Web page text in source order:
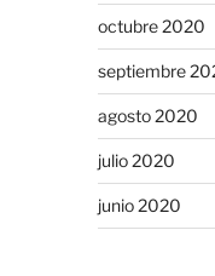
octubre 2020
septiembre
agosto 2020
julio 2020
junio 2020